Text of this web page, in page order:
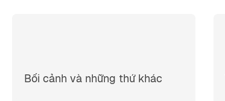
Bối cảnh và những thứ khác